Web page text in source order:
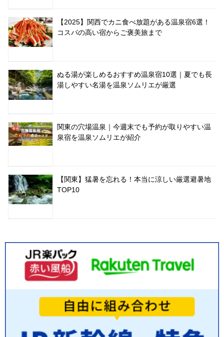
【2025】関西でカニ食べ放題がある温泉宿6選！
コスパの高い宿からご褒美旅まで
ぬる湯が楽しめるおすすめ温泉宿10選｜夏でも長
湯しやすい名湯を温泉ソムリエが厳選
関東の穴場温泉｜今週末でも予約が取りやすい温
泉宿を温泉ソムリエが紹介
【関東】猛暑を忘れる！本当に涼しい厳選避暑地
TOP10